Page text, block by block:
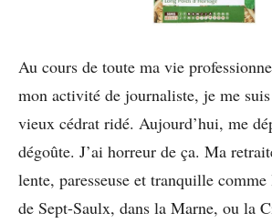
Au cours de toute ma vie
mon activité de journaliste, je me
vieux cédrat ridé. Aujourd’hui, me
dégoûte. J’ai horreur de ça. Ma
lente, paresseuse et tranquille comme
de Sept-Saulx, dans la Marne, ou la